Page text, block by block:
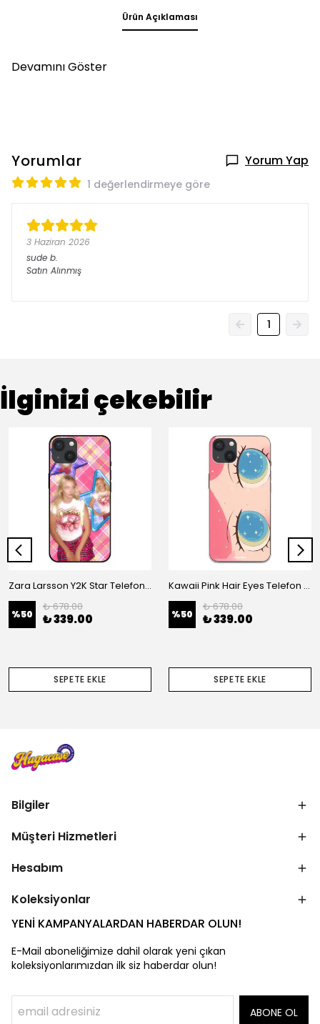
Ürün Açıklaması
Devamını Göster
Yorumlar Yorum Yap
1 değerlendirmeye göre
3 Haziran 2026
sude b.
Satın Alınmış
1
İlginizi çekebilir
Zara Larsson Y2K Star Telefon Kılıfı
%50
₺ 678.00
₺ 339.00
SEPETE EKLE
Kawaii Pink Hair Eyes Telefon Kılıfı
%50
₺ 678.00
₺ 339.00
SEPETE EKLE
Bilgiler
Müşteri Hizmetleri
Hesabım
Koleksiyonlar
YENİ KAMPANYALARDAN HABERDAR OLUN!
E-Mail aboneliğimize dahil olarak yeni çıkan
koleksiyonlarımızdan ilk siz haberdar olun!
ABONE OL